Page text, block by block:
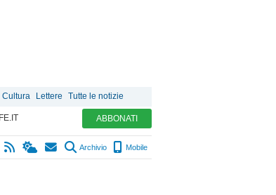
Cultura Lettere Tutte le notizie
ABBONATI
Archivio Mobile